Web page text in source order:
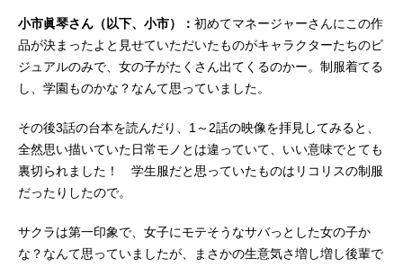
案：アサウラキャラクターデザイ
ン：いみぎむる副監督：丸山裕介サ
小市眞琴さん（以下、小市）： 初めてマネージャーさんにこの作
品が決まったよと見せていただいたものがキャラクターたちのビ
ジュアルのみで、女の子がたくさん出てくるのかー。制服着てる
し、学園ものかな？なんて思っていました。
その後3話の台本を読んだり、1～2話の映像を拝見してみると、
全然思い描いていた日常モノとは違っていて、いい意味でとても
裏切られました！ 学生服だと思っていたものはリコリスの制服
だったりしたので。
サクラは第一印象で、女子にモテそうなサバっとした女の子か
な？なんて思っていましたが、まさかの生意気さ増し増し後輩で